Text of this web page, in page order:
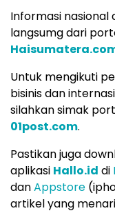
Informasi
langsumg dari
Untuk mengikuti
bisinis dan
silahkan simak
01post.com.
Pastikan juga
aplikasi Hallo.id di
danAppstore
artikel yang